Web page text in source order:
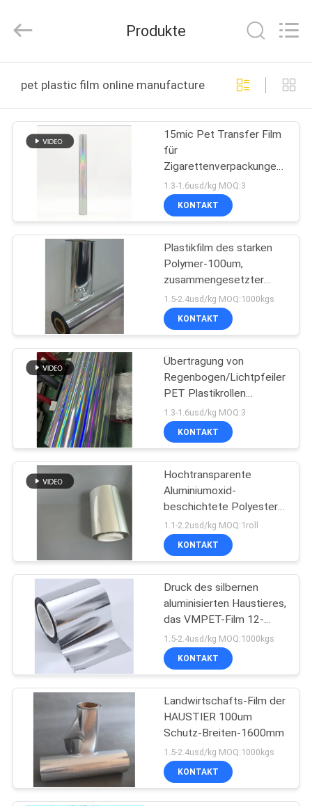
HAUSE
PRODUKTE
ÜBER
WERKSBESICHTIGUNG
QUALITÄTSKONTROLLE
KONTAKT
UNS
NEUIGKEITEN
ANGEBOT
SITEMAP
DATENSCHUTZRICHTLINIE
Exporting
Rights
Produkte
pet plastic film online manufacture
15mic Pet Transfer Film
für
Zigarettenverpackungen,
15mic 12mic Laser PET
Transfer Film
1.3-1.6usd/kg MOQ:3
KONTAKT
Plastikfilm des starken
Polymer-100um,
zusammengesetzter
Verpackenpolyester
HAUSTIER Film
1.5-2.4usd/kg MOQ:1000kgs
KONTAKT
Übertragung von
Regenbogen/Lichtpfeiler
PET Plastikrollen
Laserfilm mit
Primerbeschichtung für
Zigarettenverpackungen
1.3-1.6usd/kg MOQ:3
KONTAKT
Hochtransparente
Aluminiumoxid-
beschichtete Polyester-
Kunststofffolie
1.1-2.2usd/kg MOQ:1roll
KONTAKT
Druck des silbernen
aluminisierten Haustieres,
das VMPET-Film 12-
100micron verpackt
1.5-2.4usd/kg MOQ:1000kgs
KONTAKT
Landwirtschafts-Film der
HAUSTIER 100um
Schutz-Breiten-1600mm
1.5-2.4usd/kg MOQ:1000kgs
KONTAKT